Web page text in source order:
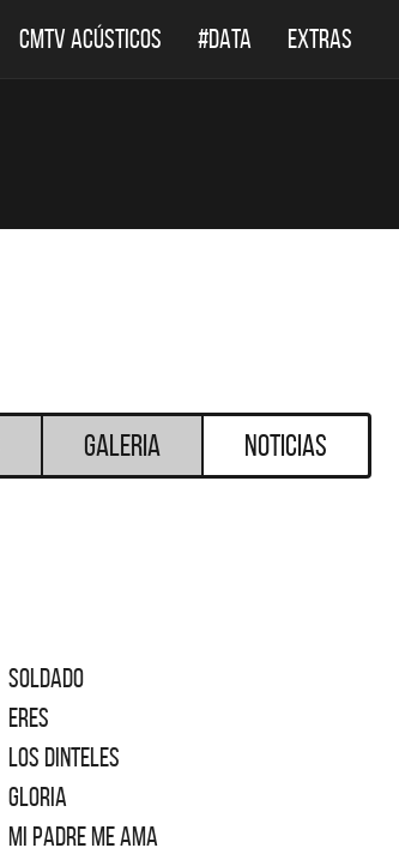
CMTV ACÚSTICOS #DATA EXTRAS
Galeria Noticias
SOLDADO
ERES
LOS DINTELES
GLORIA
MI PADRE ME AMA
DESTACADOS